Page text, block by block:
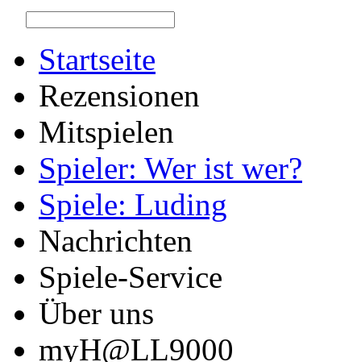
Startseite
Rezensionen
Mitspielen
Spieler: Wer ist wer?
Spiele: Luding
Nachrichten
Spiele-Service
Über uns
myH@LL9000